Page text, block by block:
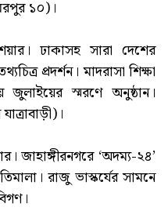
১০)।
ঢাকাসহ সারা দেশের
প্রদর্শন। মাদরাসা শিক্ষা
স্মরণে অনুষ্ঠান।
জাহাঙ্গীরনগরে ‘অদম্য-২৪’
রাজু ভাস্কর্যের সামনে